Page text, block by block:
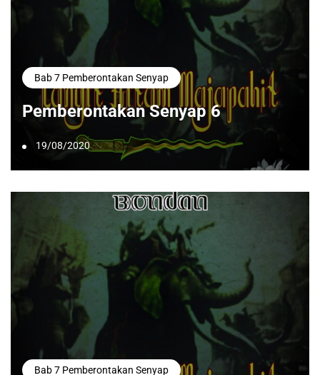
Bab 7 Pemberontakan Senyap
Pemberontakan Senyap 6
19/08/2020
Bab 7 Pemberontakan Senyap